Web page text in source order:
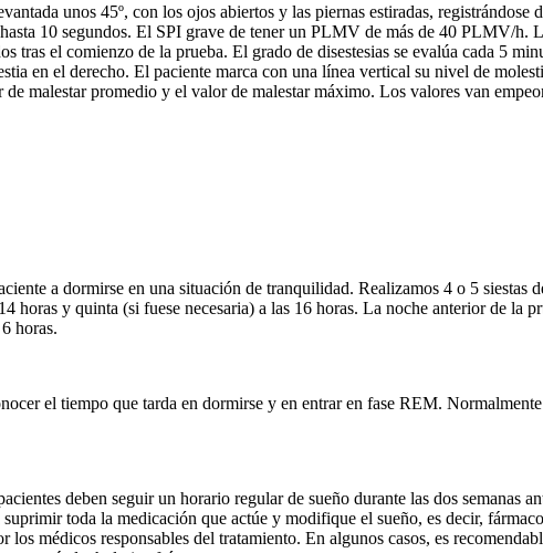
unos 45º, con los ojos abiertos y las piernas estiradas,
10 segundos. El SPI grave de tener un PLMV de más de 40 PLMV/h.
tras el comienzo de la prueba. El grado de disestesias se evalúa cada 5
en el derecho. El paciente marca con una línea vertical su nivel de
malestar promedio y el valor de malestar máximo. Los valores van
a dormirse en una situación de tranquilidad. Realizamos 4 o 5
horas y quinta (si fuese necesaria) a las 16 horas. La noche anterior de la
horas.
el tiempo que tarda en dormirse y en entrar en fase REM.
deben seguir un horario regular de sueño durante las dos semanas
toda la medicación que actúe y modifique el sueño, es decir,
médicos responsables del tratamiento. En algunos casos, es